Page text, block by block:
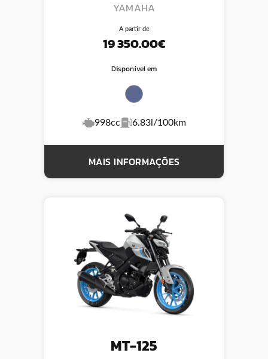
YAMAHA
A partir de
19 350.00€
Disponível em
998cc 6.83l/100km
MAIS INFORMAÇÕES
MT-125